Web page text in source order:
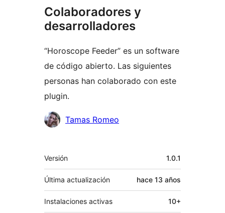
Colaboradores y
desarrolladores
“Horoscope Feeder” es un software
de código abierto. Las siguientes
personas han colaborado con este
plugin.
Colaboradores
Tamas Romeo
Meta
Versión 1.0.1
Última actualización hace 13 años
Instalaciones activas 10+